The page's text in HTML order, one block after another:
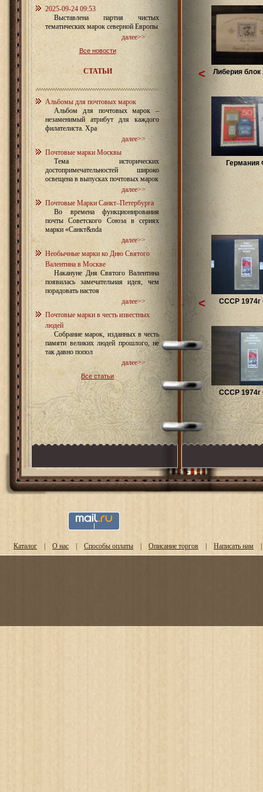
2025-09-24 09:53
Выставлена партия чистых
тематических марок северной Европы
далее>>
Все новости
СТАТЬИ
Альбомы для почтовых марок
Альбом для почтовых марок –
незаменимый атрибут для каждого
филателиста. Хра
далее>>
Почтовые марки Москвы
Тема исторических
достопримечательностей широко
освещена в выпусках почтовых марок
далее>>
Почтовые Марки Санкт–Петербурга
Во времена функционирования
почты Советского Союза в сериях
марки «Санкт&nda
далее>>
Необычные марки ко Дню Святого
Валентина в Москве
Накануне Дня Святого Валентина
появилась замечательная идея, чем
порадовать настоя
далее>>
Почтовые марки в честь известных
людей
Собрание марок, изданных в честь
памяти великих людей прошлого, не
так давно попол
далее>>
Все статьи
Либерия блок
Германия
<
СССР 1974г
СССР 1974г
<
Каталог | О нас | Способы оплаты | Описание торгов | Написать нам |